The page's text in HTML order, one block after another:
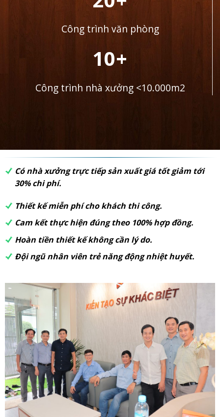
Công trình văn phòng
10+
Công trình nhà xưởng <10.000m2
Có nhà xưởng trực tiếp sản xuất giá tốt giảm tới
30% chi phí.
Thiết kế miễn phí cho khách thi công.
Cam kết thực hiện đúng theo 100% hợp đồng.
Hoàn tiền thiết kế không cần lý do.
Đội ngũ nhân viên trẻ năng động nhiệt huyết.